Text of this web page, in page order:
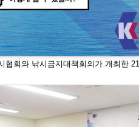
협회와 낚시금지대책회의가 개최한 21